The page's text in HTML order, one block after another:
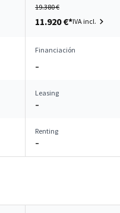
19.380 €
11.920 €*IVA incl.
Financiación
–
Leasing
–
Renting
–